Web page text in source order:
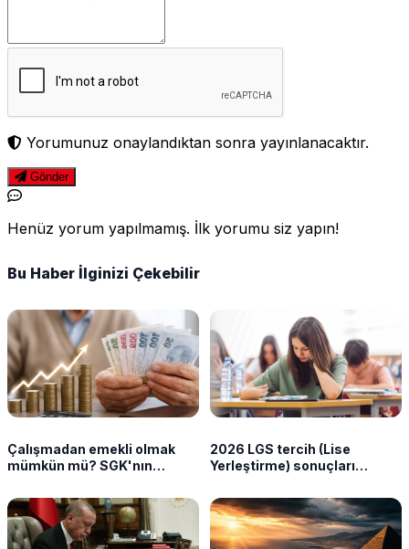
Yorumunuz onaylandıktan sonra yayınlanacaktır.
Gönder
Henüz yorum yapılmamış. İlk yorumu siz yapın!
Bu Haber İlginizi Çekebilir
Çalışmadan emekli olmak
mümkün mü? SGK'nın
2026 LGS tercih (Lise
Yerleştirme) sonuçları